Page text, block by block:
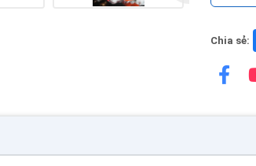
Chia sẻ: